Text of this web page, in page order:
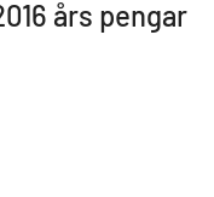
års pengar